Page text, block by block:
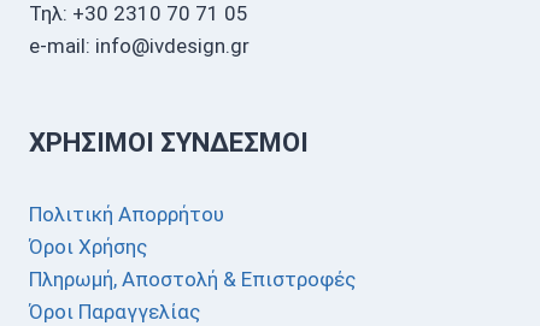
Τηλ: +30 2310 70 71 05
e-mail: info@ivdesign.gr
ΧΡΉΣΙΜΟΙ ΣΎΝΔΕΣΜΟΙ
Πολιτική Απορρήτου
Όροι Χρήσης
Πληρωμή, Αποστολή & Επιστροφές
Όροι Παραγγελίας